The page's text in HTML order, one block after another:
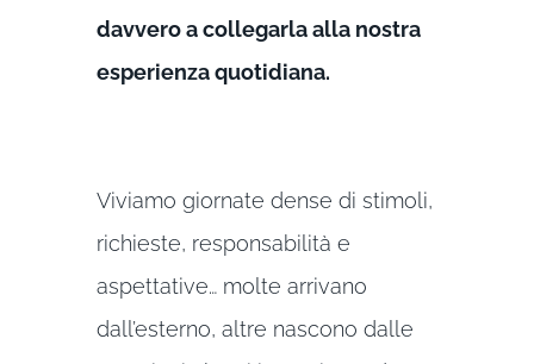
davvero a collegarla alla nostra
esperienza quotidiana.
Viviamo giornate dense di stimoli,
richieste, responsabilità e
aspettative… molte arrivano
dall’esterno, altre nascono dalle